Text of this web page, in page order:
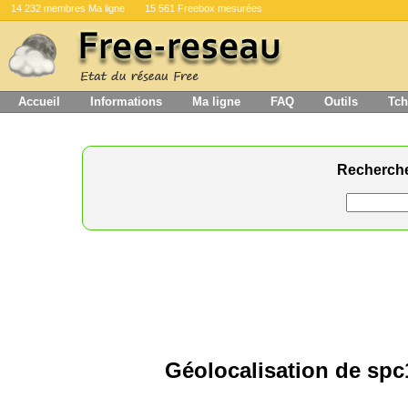
14 232 membres Ma ligne 15 561 Freebox mesurées
Accueil Informations Ma ligne FAQ Outils
Géolocalisation de